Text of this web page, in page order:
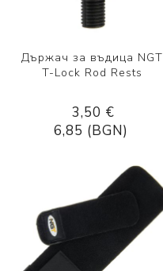
Държач за въдица NGT
T-Lock Rod Rests
3,50 €
6,85 (BGN)